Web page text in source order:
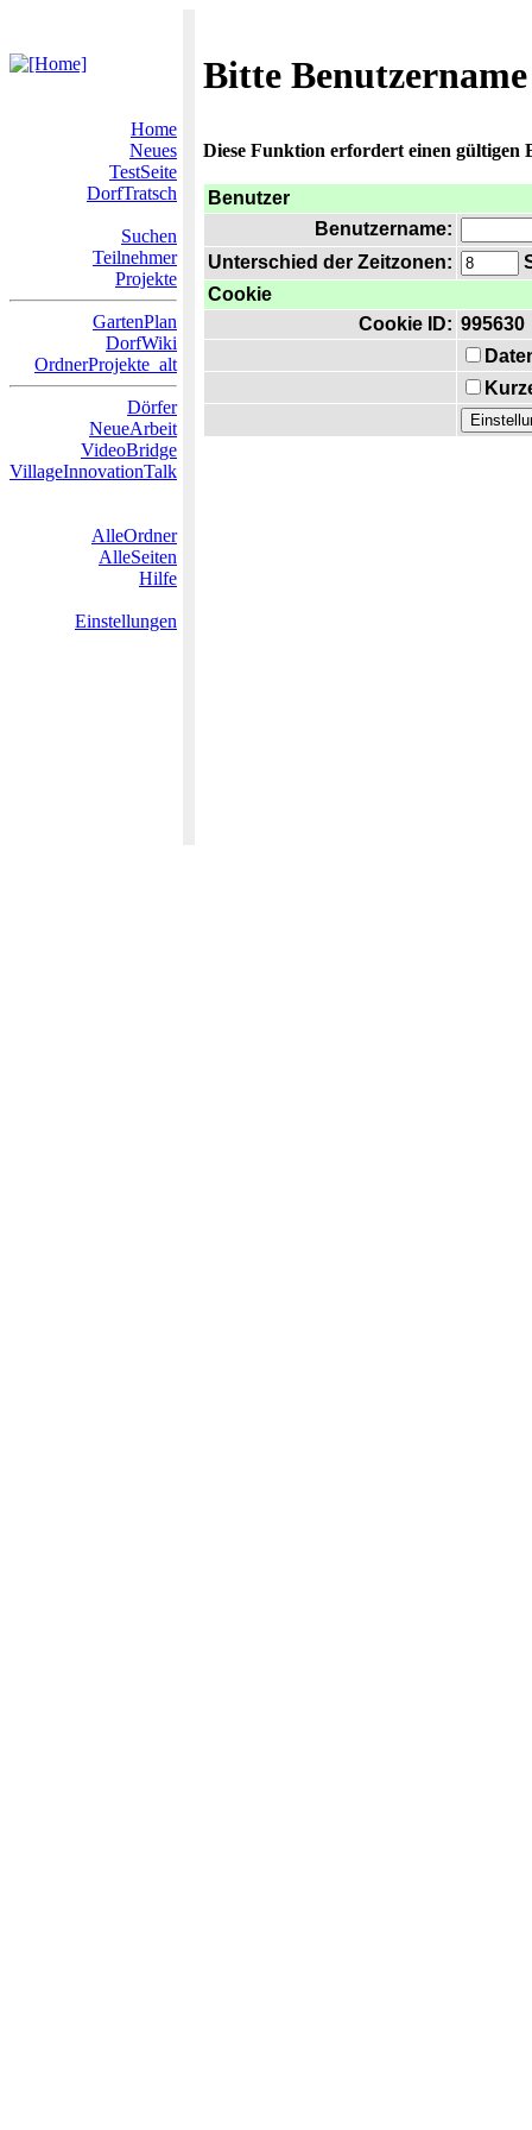
Bitte
Home
Neues
TestSeite
DorfTratsch
Suchen
Teilnehmer
Projekte
GartenPlan
DorfWiki
OrdnerProjekte_alt
Dörfer
NeueArbeit
VideoBridge
VillageInnovationTalk
AlleOrdner
AlleSeiten
Hilfe
Einstellungen
Diese Funktion erfordert einen gültigen
Benutzer
Benutzername:
Unterschied der Zeitzonen:
Cookie
Cookie ID: 995630